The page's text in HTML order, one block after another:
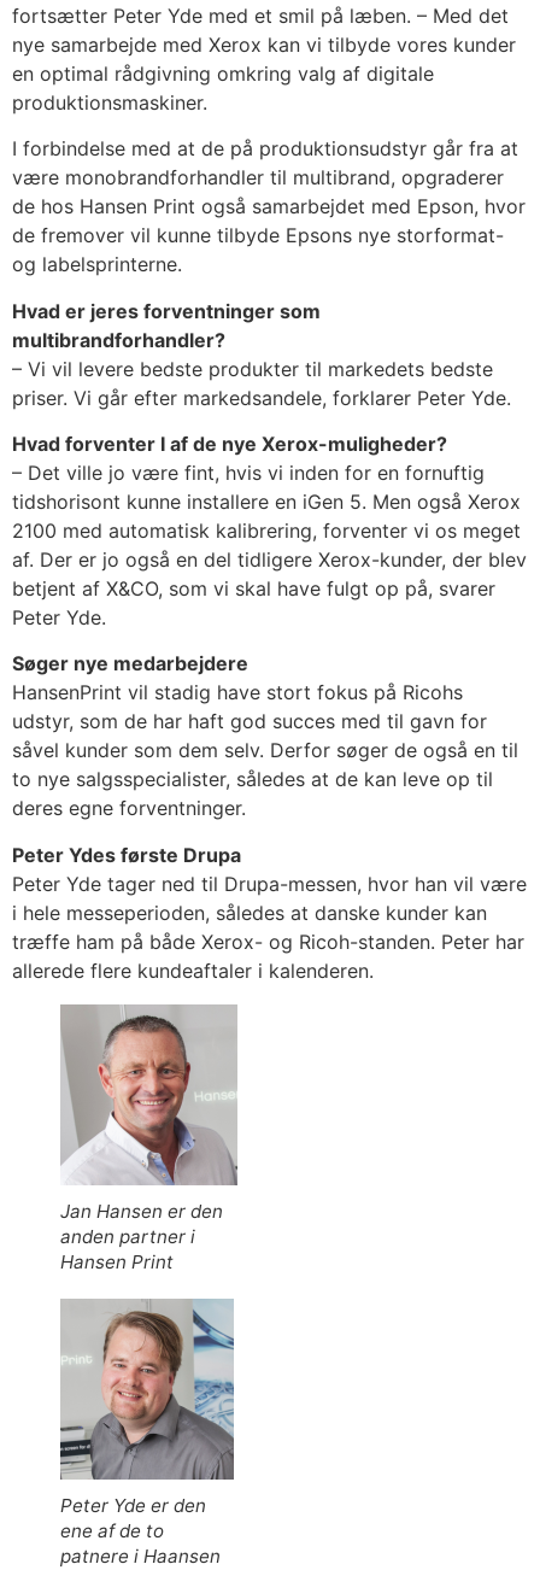
fortsætter Peter Yde med et smil på læben. – Med det
nye samarbejde med Xerox kan vi tilbyde vores kunder
en optimal rådgivning omkring valg af digitale
produktionsmaskiner.
I forbindelse med at de på produktionsudstyr går fra at
være monobrandforhandler til multibrand, opgraderer
de hos Hansen Print også samarbejdet med Epson, hvor
de fremover vil kunne tilbyde Epsons nye storformat-
og labelsprinterne.
Hvad er jeres forventninger som
multibrandforhandler?
– Vi vil levere bedste produkter til markedets bedste
priser. Vi går efter markedsandele, forklarer Peter Yde.
Hvad forventer I af de nye Xerox-muligheder?
– Det ville jo være fint, hvis vi inden for en fornuftig
tidshorisont kunne installere en iGen 5. Men også Xerox
2100 med automatisk kalibrering, forventer vi os meget
af. Der er jo også en del tidligere Xerox-kunder, der blev
betjent af X&CO, som vi skal have fulgt op på, svarer
Peter Yde.
Søger nye medarbejdere
HansenPrint vil stadig have stort fokus på Ricohs
udstyr, som de har haft god succes med til gavn for
såvel kunder som dem selv. Derfor søger de også en til
to nye salgsspecialister, således at de kan leve op til
deres egne forventninger.
Peter Ydes første Drupa
Peter Yde tager ned til Drupa-messen, hvor han vil være
i hele messeperioden, således at danske kunder kan
træffe ham på både Xerox- og Ricoh-standen. Peter har
allerede flere kundeaftaler i kalenderen.
Jan Hansen er den
anden partner i
Hansen Print
Peter Yde er den
ene af de to
patnere i Haansen